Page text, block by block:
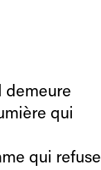
demeure
qui
qui refuse